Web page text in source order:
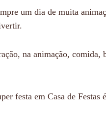
um dia de muita
na animação,
festa em Casa de